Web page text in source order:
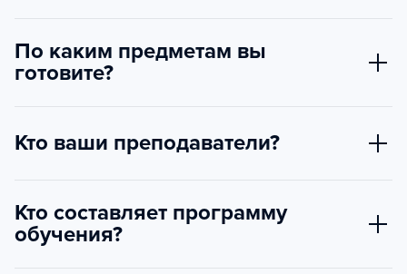
По каким предметам вы
готовите?
Кто ваши преподаватели?
Кто составляет программу
обучения?